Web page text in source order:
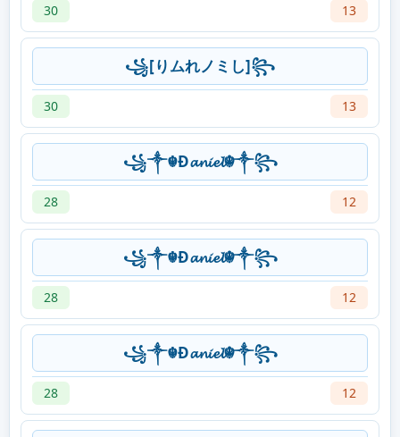
30 13
꧁[りムれノミし]꧂
30 13
꧁༒☬Đ𝓪𝓷𝓲𝓮𝓵☬༒꧂
28 12
꧁༒☬Đ𝓪𝓷𝓲𝓮𝓵☬༒꧂
28 12
꧁༒☬Đ𝓪𝓷𝓲𝓮𝓵☬༒꧂
28 12